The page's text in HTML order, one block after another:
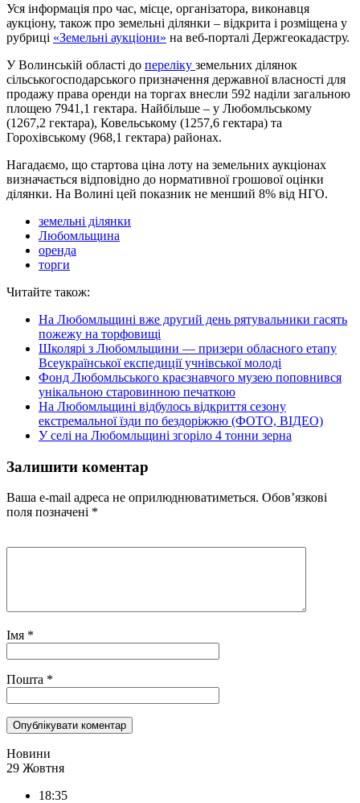
Уся інформація про час, місце, організатора, виконавця
аукціону, також про земельні ділянки – відкрита і розміщена у
рубриці «Земельні аукціони» на веб-порталі Держгеокадастру.
У Волинській області до переліку земельних ділянок
сільськогосподарського призначення державної власності для
продажу права оренди на торгах внесли 592 наділи загальною
площею 7941,1 гектара. Найбільше – у Любомльському
(1267,2 гектара), Ковельському (1257,6 гектара) та
Горохівському (968,1 гектара) районах.
Нагадаємо, що стартова ціна лоту на земельних аукціонах
визначається відповідно до нормативної грошової оцінки
ділянки. На Волині цей показник не менший 8% від НГО.
земельні ділянки
Любомльщина
оренда
торги
Читайте також:
На Любомльщині вже другий день рятувальники гасять
пожежу на торфовищі
Школярі з Любомльщини — призери обласного етапу
Всеукраїнської експедицiї учнiвської молодi
Фонд Любомльського краєзнавчого музею поповнився
унікальною старовинною печаткою
На Любомльщині відбулось відкриття сезону
екстремальної їзди по бездоріжжю (ФОТО, ВІДЕО)
У селі на Любомльщині згоріло 4 тонни зерна
Залишити коментар
Ваша e-mail адреса не оприлюднюватиметься. Обов’язкові
поля позначені *
Імя *
Пошта *
Новини
29 Жовтня
18:35